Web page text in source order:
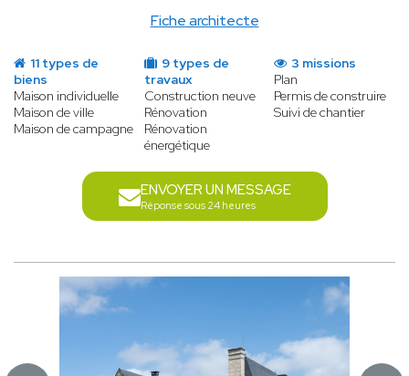
Fiche architecte
11 types de
biens
Maison individuelle
Maison de ville
Maison de campagne
9 types de
travaux
Construction neuve
Rénovation
Rénovation
énergétique
3 missions
Plan
Permis de construire
Suivi de chantier
ENVOYER UN MESSAGE
Réponse sous 24 heures